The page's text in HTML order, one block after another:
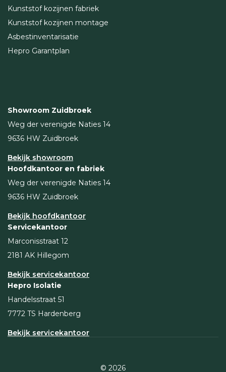
Kunststof kozijnen fabriek
Kunststof kozijnen montage
Asbestinventarisatie
Hepro Garantplan
Showroom Zuidbroek
Weg der verenigde Naties 14
9636 HW Zuidbroek
Bekijk showroom
Hoofdkantoor en fabriek
Weg der verenigde Naties 14
9636 HW Zuidbroek
Bekijk hoofdkantoor
Servicekantoor
Marconisstraat 12
2181 AK Hillegom
Bekijk servicekantoor
Hepro Isolatie
Handelsstraat 51
7772 TS Hardenberg
Bekijk servicekantoor
© 2026